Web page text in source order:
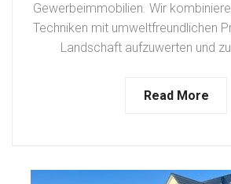
Gewerbeimmobilien. Wir
Techniken mit umweltfreundlichen
Landschaft aufzuwerten und
Read More